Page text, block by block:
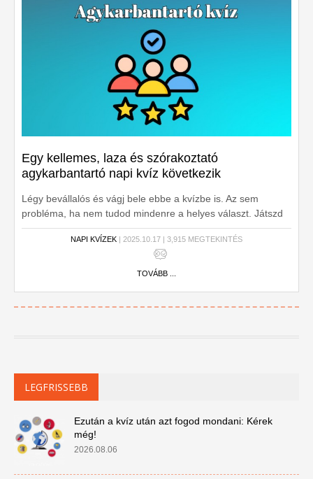
Egy kellemes, laza és szórakoztató
agykarbantartó napi kvíz következik
Légy bevállalós és vágj bele ebbe a kvízbe is. Az sem
probléma, ha nem tudod mindenre a helyes választ. Játszd
le még egyszer és másodszorra már biztos nem hibázol.
NAPI KVÍZEK | 2025.10.17 | 3,915 MEGTEKINTÉS
TOVÁBB ...
LEGFRISSEBB
Ezután a kvíz után azt fogod mondani: Kérek
még!
2026.08.06